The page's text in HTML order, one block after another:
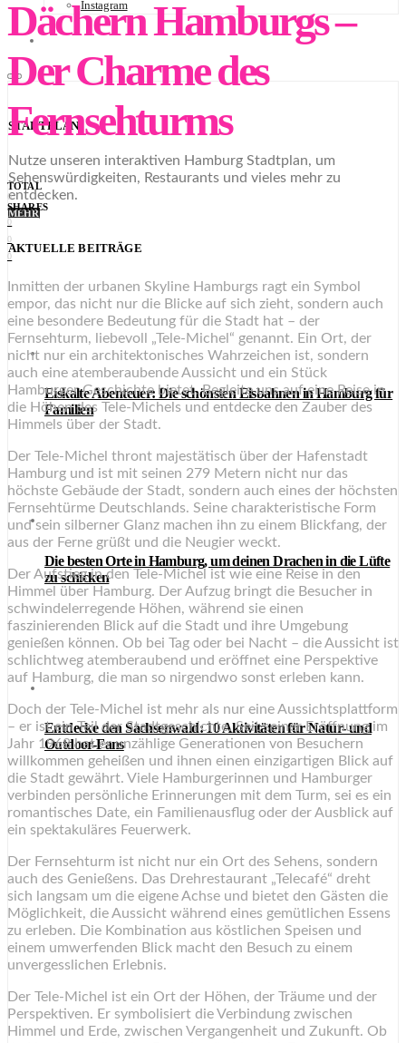
Instagram
NEWSLETTER
STADTPLAN
Nutze unseren interaktiven Hamburg Stadtplan, um
Sehenswürdigkeiten, Restaurants und vieles mehr zu
entdecken.
MEHR
AKTUELLE BEITRÄGE
Eiskalte Abenteuer: Die schönsten Eisbahnen in Hamburg für
Familien
Die besten Orte in Hamburg, um deinen Drachen in die Lüfte
zu schicken
Entdecke den Sachsenwald: 10 Aktivitäten für Natur- und
Outdoor-Fans
Dächern Hamburgs –
Der Charme des
Fernsehturms
TOTAL
0
SHARES
0
0
0
Inmitten der urbanen Skyline Hamburgs ragt ein Symbol
empor, das nicht nur die Blicke auf sich zieht, sondern auch
eine besondere Bedeutung für die Stadt hat – der
Fernsehturm, liebevoll „Tele-Michel“ genannt. Ein Ort, der
nicht nur ein architektonisches Wahrzeichen ist, sondern
auch eine atemberaubende Aussicht und ein Stück
Hamburger Geschichte bietet. Begleite uns auf eine Reise in
die Höhen des Tele-Michels und entdecke den Zauber des
Himmels über der Stadt.
Der Tele-Michel thront majestätisch über der Hafenstadt
Hamburg und ist mit seinen 279 Metern nicht nur das
höchste Gebäude der Stadt, sondern auch eines der höchsten
Fernsehtürme Deutschlands. Seine charakteristische Form
und sein silberner Glanz machen ihn zu einem Blickfang, der
aus der Ferne grüßt und die Neugier weckt.
Der Aufstieg in den Tele-Michel ist wie eine Reise in den
Himmel über Hamburg. Der Aufzug bringt die Besucher in
schwindelerregende Höhen, während sie einen
faszinierenden Blick auf die Stadt und ihre Umgebung
genießen können. Ob bei Tag oder bei Nacht – die Aussicht ist
schlichtweg atemberaubend und eröffnet eine Perspektive
auf Hamburg, die man so nirgendwo sonst erleben kann.
Doch der Tele-Michel ist mehr als nur eine Aussichtsplattform
– er ist ein Teil der Stadtgeschichte. Seit seiner Eröffnung im
Jahr 1968 hat er unzählige Generationen von Besuchern
willkommen geheißen und ihnen einen einzigartigen Blick auf
die Stadt gewährt. Viele Hamburgerinnen und Hamburger
verbinden persönliche Erinnerungen mit dem Turm, sei es ein
romantisches Date, ein Familienausflug oder der Ausblick auf
ein spektakuläres Feuerwerk.
Der Fernsehturm ist nicht nur ein Ort des Sehens, sondern
auch des Genießens. Das Drehrestaurant „Telecafé“ dreht
sich langsam um die eigene Achse und bietet den Gästen die
Möglichkeit, die Aussicht während eines gemütlichen Essens
zu erleben. Die Kombination aus köstlichen Speisen und
einem umwerfenden Blick macht den Besuch zu einem
unvergesslichen Erlebnis.
Der Tele-Michel ist ein Ort der Höhen, der Träume und der
Perspektiven. Er symbolisiert die Verbindung zwischen
Himmel und Erde, zwischen Vergangenheit und Zukunft. Ob